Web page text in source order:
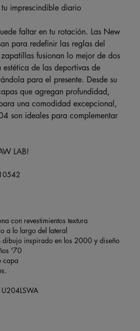
imprescindible diario
faltar en tu rotación. Las New
para redefinir las reglas del
fusionan lo mejor de dos
de las deportivas de
para el presente. Desde su
que agregan profundidad,
una comodidad excepcional,
son ideales para complementar
LAB!
con revestimientos textura
a lo largo del lateral
dibujo inspirado en los 2000 y diseño
'70
capa